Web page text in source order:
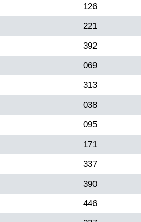
126
221
392
069
313
038
095
171
337
390
446